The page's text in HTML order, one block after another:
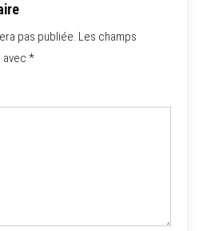
pas publiée. Les champs
avec *